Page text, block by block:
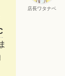
店長ワタナベ